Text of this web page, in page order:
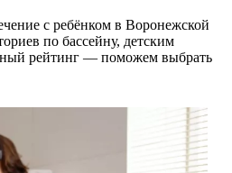
с ребёнком в Воронежской
по бассейну, детским
рейтинг — поможем выбрать